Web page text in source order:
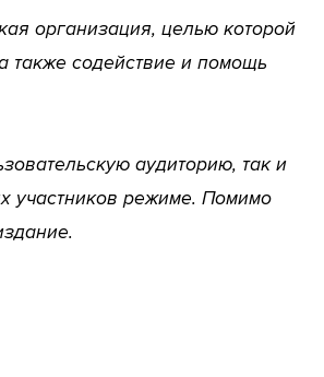
организация, целью которой
также содействие и помощь
аудиторию, так и
участников режиме. Помимо